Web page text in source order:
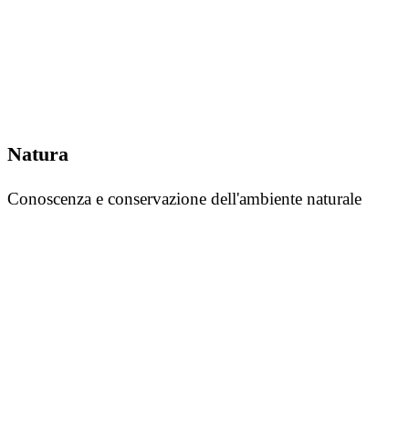
Natura
Conoscenza e conservazione dell'ambiente naturale